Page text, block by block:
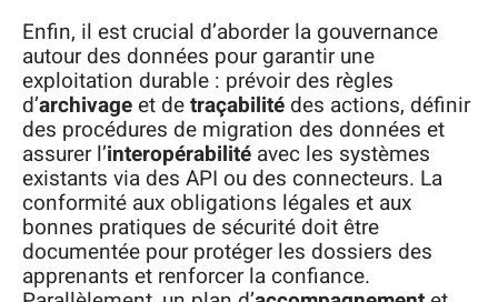
Enfin, il est crucial d’aborder la gouvernance
autour des données pour garantir une
exploitation durable : prévoir des règles
d’archivageet detraçabilité des actions, définir
des procédures de migration des données et
assurer l’interopérabilité avec les systèmes
existants via des API ou des connecteurs. La
conformité aux obligations légales et aux
bonnes pratiques de sécurité doit être
documentée pour protéger les dossiers des
apprenants et renforcer la confiance.